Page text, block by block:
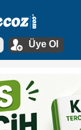
Üye Ol